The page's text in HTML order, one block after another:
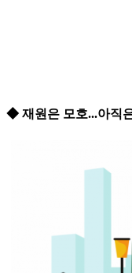
◆ 재원은 모호...아직